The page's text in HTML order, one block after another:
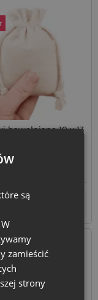
bawełniane 10 x 13
+
cm
są
zamieścić
strony